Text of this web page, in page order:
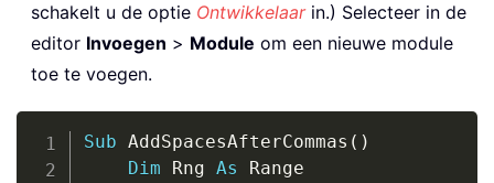
schakelt u de optie Ontwikkelaarin.) Selecteer in de
editor Invoegen > Module om een nieuwe module
toe te voegen.
Sub AddSpacesAfterCommas ( )
Dim Rng As Range